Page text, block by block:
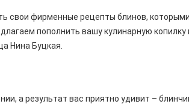
свои фирменные рецепты блинов,
пополнить вашу кулинарную
Нина Буцкая.
а результат вас приятно удивит –